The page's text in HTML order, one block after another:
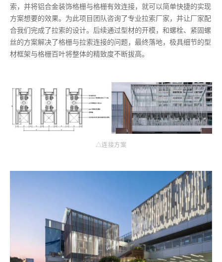
索，并将铝合金装饰格栅与格栅有效连接，就可以简单快捷的实现
方案想要的效果。为此项目团队咨询了专业拉索厂家，并让厂家配
合我们完成了拉索的设计。后续通过型材的开模，和螺栓、紧固螺
丝的方案解决了格栅与拉索连接的问题，最终落地，极具细节的型
材框架与格栅百叶将整体的精致度不断拔高。
△连接方案